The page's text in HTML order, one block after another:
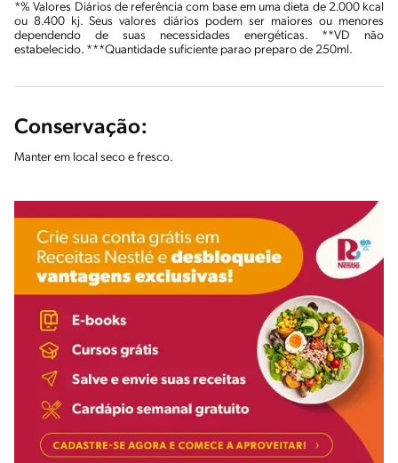
*% Valores Diários de referência com base em uma dieta de 2.000 kcal
ou 8.400 kj. Seus valores diários podem ser maiores ou menores
dependendo de suas necessidades energéticas. **VD não
estabelecido. ***Quantidade suficiente parao preparo de 250ml.
Conservação:
Manter em local seco e fresco.